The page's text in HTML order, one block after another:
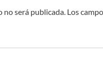
no será publicada. Los